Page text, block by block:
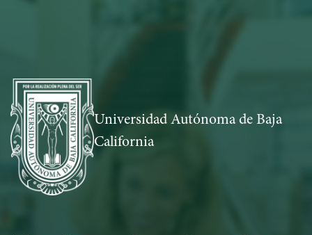
Universidad Autónoma de Baja
California